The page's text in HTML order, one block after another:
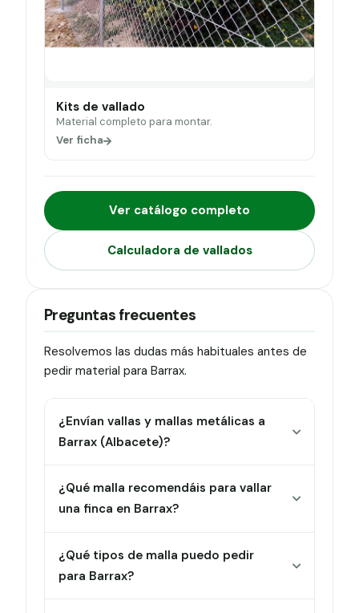
Kits de vallado
Material completo para montar.
Ver ficha
Ver catálogo completo
Calculadora de vallados
Preguntas frecuentes
Resolvemos las dudas más habituales antes de
pedir material para Barrax.
¿Envían vallas y mallas metálicas a
Barrax (Albacete)?
¿Qué malla recomendáis para vallar
una finca en Barrax?
¿Qué tipos de malla puedo pedir
para Barrax?